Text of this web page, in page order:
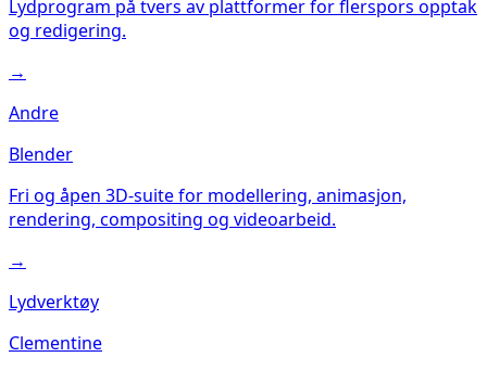
Lydprogram på tvers av plattformer for flerspors opptak
og redigering.
→
Andre
Blender
Fri og åpen 3D-suite for modellering, animasjon,
rendering, compositing og videoarbeid.
→
Lydverktøy
Clementine